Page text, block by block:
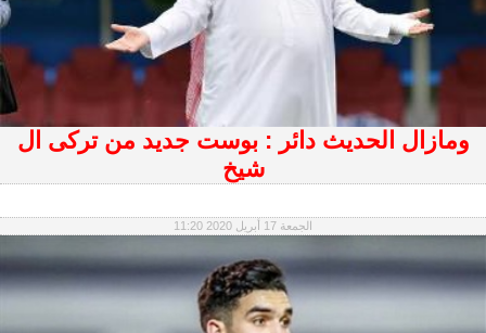
ومازال الحديث دائر : بوست جديد من تركى ال
شيخ
الجمعة 17 أبريل 2020 11:20